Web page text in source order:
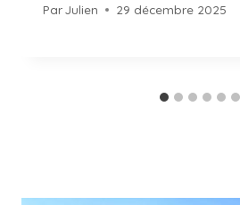
ParJulien 29 décembre 2025